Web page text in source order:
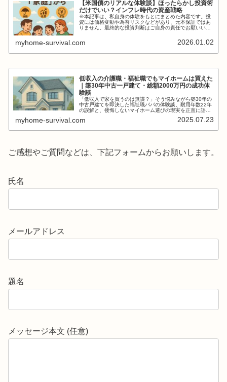
【米国債のリアルな体験談】ほったらかし投資術
だけでいい？インフレ時代の資産戦略
※本記事は、私自身の体験をもとにまとめた内容です。投
資には価格変動や為替リスクなどがあり、元本保証ではあ
りません。最終的な投資判断はご自身の責任でお願いいた
myhome-survival.com 2026.01.02
低収入の介護職・福祉職でもマイホームは買えた
｜築30年中古一戸建て・総額2000万円の成功体
験談
「低収入で家を買うのは無謀？」そう悩みながら築30年の
中古戸建てを即決した福祉職パパの体験談。耐用年数22年
の誤解と、後悔しないマイホーム選びの現実を正直に語り
myhome-survival.com 2025.07.23
ご感想やご質問などは、下記フォームからお願いします。
氏名
メールアドレス
題名
メッセージ本文 (任意)